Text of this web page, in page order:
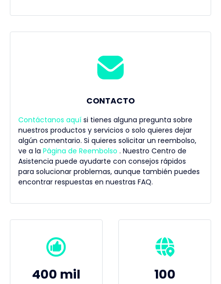
CONTACTO
Contáctanos aquí si tienes alguna pregunta sobre
nuestros productos y servicios o solo quieres dejar
algún comentario. Si quieres solicitar un reembolso,
ve a la Página de Reembolso . Nuestro Centro de
Asistencia puede ayudarte con consejos rápidos
para solucionar problemas, aunque también puedes
encontrar respuestas en nuestras FAQ.
400 mil 100